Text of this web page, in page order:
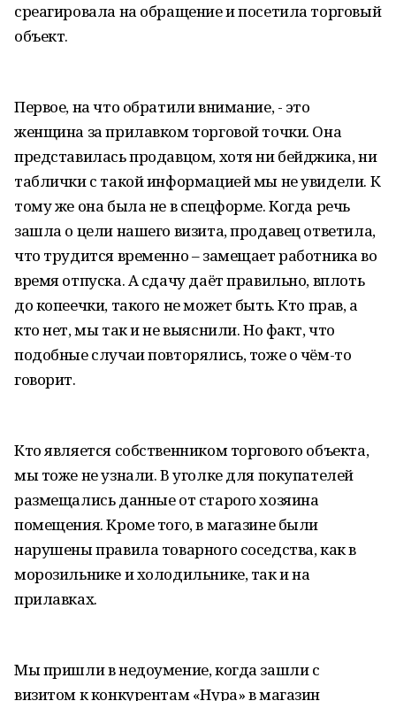
среагировала на обращение и посетила торговый
объект.
Первое, на что обратили внимание, - это
женщина за прилавком торговой точки. Она
представилась продавцом, хотя ни бейджика, ни
таблички с такой информацией мы не увидели. К
тому же она была не в спецформе. Когда речь
зашла о цели нашего визита, продавец ответила,
что трудится временно – замещает работника во
время отпуска. А сдачу даёт правильно, вплоть
до копеечки, такого не может быть. Кто прав, а
кто нет, мы так и не выяснили. Но факт, что
подобные случаи повторялись, тоже о чём-то
говорит.
Кто является собственником торгового объекта,
мы тоже не узнали. В уголке для покупателей
размещались данные от старого хозяина
помещения. Кроме того, в магазине были
нарушены правила товарного соседства, как в
морозильнике и холодильнике, так и на
прилавках.
Мы пришли в недоумение, когда зашли с
визитом к конкурентам «Нура» в магазин